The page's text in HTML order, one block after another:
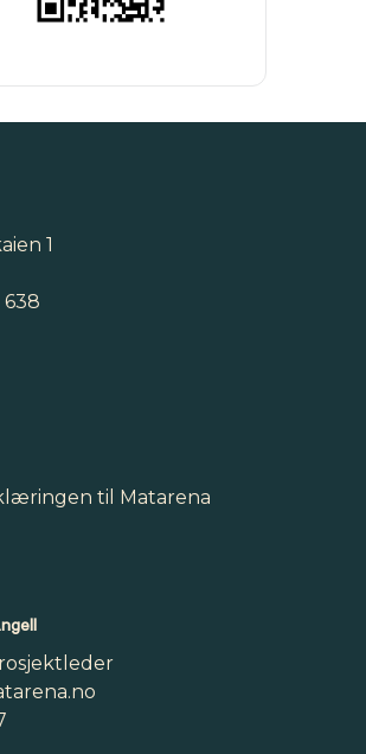
1
638
til Matarena